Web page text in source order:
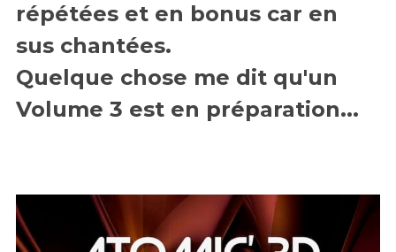
répétées et en bonus car en
sus chantées.
Quelque chose me dit qu'un
Volume 3 est en préparation...